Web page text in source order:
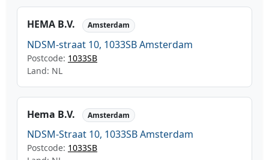
HEMA B.V. Amsterdam
NDSM-straat 10, 1033SB Amsterdam
Postcode: 1033SB
Land: NL
Hema B.V. Amsterdam
NDSM-Straat 10, 1033SB Amsterdam
Postcode: 1033SB